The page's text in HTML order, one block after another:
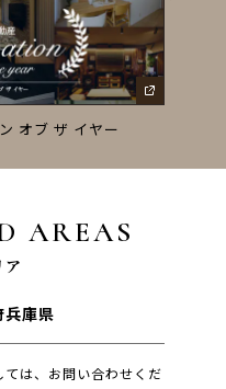
オブ ザ イヤー
AREAS
ア
兵庫県
は、お問い合わせくだ